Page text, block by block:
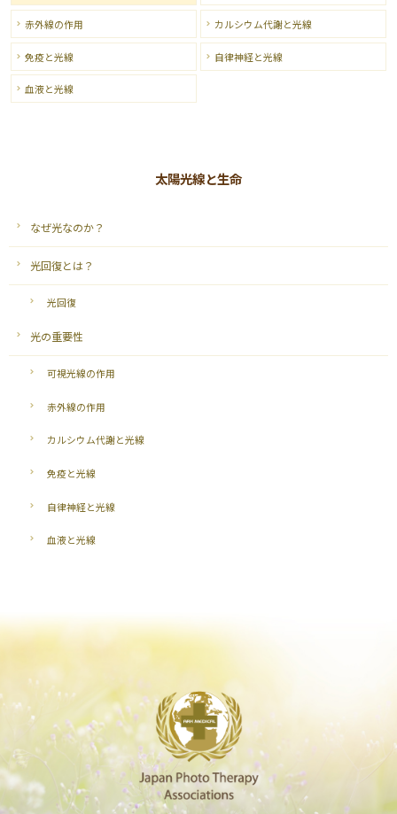
赤外線の作用 カルシウム代謝と光線
免疫と光線 自律神経と光線
血液と光線
太陽光線と生命
なぜ光なのか？
光回復とは？
光回復
光の重要性
可視光線の作用
赤外線の作用
カルシウム代謝と光線
免疫と光線
自律神経と光線
血液と光線